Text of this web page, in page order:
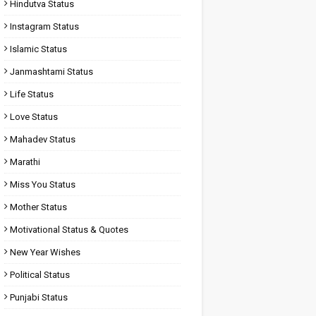
Hindutva Status
Instagram Status
Islamic Status
Janmashtami Status
Life Status
Love Status
Mahadev Status
Marathi
Miss You Status
Mother Status
Motivational Status & Quotes
New Year Wishes
Political Status
Punjabi Status